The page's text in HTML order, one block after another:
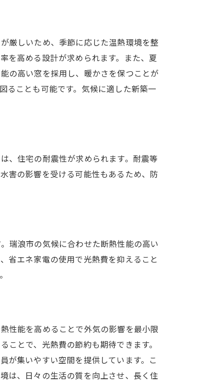
厳しいため、季節に応じた温熱環境を整
を高める設計が求められます。また、夏
の高い窓を採用し、暖かさを保つことが
ることも可能です。気候に適した新築一
、住宅の耐震性が求められます。耐震等
害の影響を受ける可能性もあるため、防
瑞浪市の気候に合わせた断熱性能の高い
省エネ家電の使用で光熱費を抑えること
性能を高めることで外気の影響を最小限
とで、光熱費の節約も期待できます。
が集いやすい空間を提供しています。こ
は、日々の生活の質を向上させ、長く住